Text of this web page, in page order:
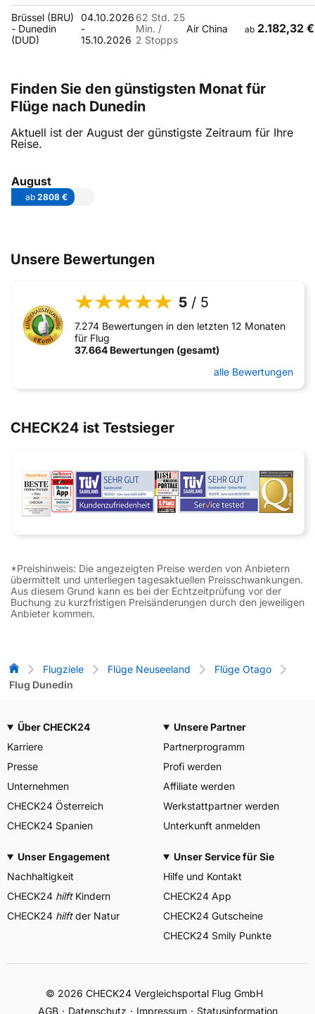
Brüssel (BRU)
- Dunedin
(DUD)
04.10.2026
-
15.10.2026
62 Std. 25
Min. /
2 Stopps
Air China ab 2.182,32 €
Finden Sie den günstigsten Monat für
Flüge nach Dunedin
Aktuell ist der August der günstigste Zeitraum für Ihre
Reise.
August
ab 2808 €
Unsere Bewertungen
5 / 5
7.274 Bewertungen in den letzten 12 Monaten
für Flug
37.664 Bewertungen (gesamt)
alle Bewertungen
CHECK24 ist Testsieger
*Preishinweis: Die angezeigten Preise werden von Anbietern
übermittelt und unterliegen tagesaktuellen Preisschwankungen.
Aus diesem Grund kann es bei der Echtzeitprüfung vor der
Buchung zu kurzfristigen Preisänderungen durch den jeweiligen
Anbieter kommen.
Flug-Vergleich
Flugziele Flüge Neuseeland
Flüge Otago
Flug Dunedin
Über CHECK24
Karriere
Presse
Unternehmen
CHECK24 Österreich
CHECK24 Spanien
Unsere Partner
Partnerprogramm
Profi werden
Affiliate werden
Werkstattpartner werden
Unterkunft anmelden
Unser Engagement
Nachhaltigkeit
CHECK24 hilftKindern
CHECK24 hilftder Natur
Unser Service für Sie
Hilfe und Kontakt
CHECK24 App
CHECK24 Gutscheine
CHECK24 Smily Punkte
© 2026 CHECK24 Vergleichsportal Flug GmbH
AGB
Datenschutz Impressum Statusinformation